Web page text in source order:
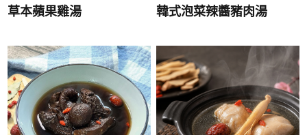
草本蘋果雞湯 韓式泡菜辣醬豬肉湯